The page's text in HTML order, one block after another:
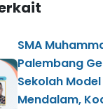
SMA
Palembang
Sekolah
Mendalam,